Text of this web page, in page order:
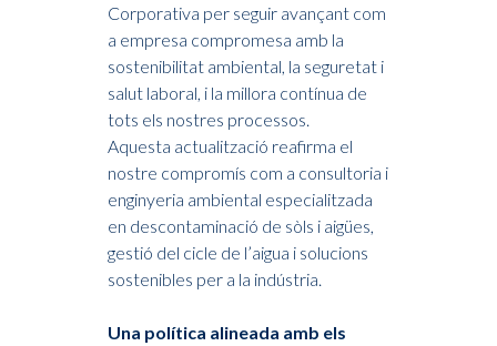
Corporativa per seguir avançant com
a empresa compromesa amb la
sostenibilitat ambiental, la seguretat i
salut laboral, i la millora contínua de
tots els nostres processos.
Aquesta actualització reafirma el
nostre compromís com a consultoria i
enginyeria ambiental especialitzada
en descontaminació de sòls i aigües,
gestió del cicle de l’aigua i solucions
sostenibles per a la indústria.
Una política alineada amb els